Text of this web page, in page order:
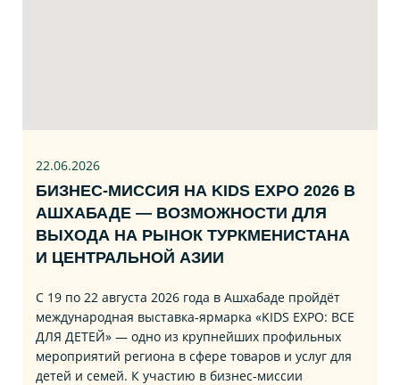
22.06.2026
БИЗНЕС‑МИССИЯ НА KIDS EXPO 2026 В
АШХАБАДЕ — ВОЗМОЖНОСТИ ДЛЯ
ВЫХОДА НА РЫНОК ТУРКМЕНИСТАНА
И ЦЕНТРАЛЬНОЙ АЗИИ
С 19 по 22 августа 2026 года в Ашхабаде пройдёт
международная выставка‑ярмарка «KIDS EXPO: ВСЕ
ДЛЯ ДЕТЕЙ» — одно из крупнейших профильных
мероприятий региона в сфере товаров и услуг для
детей и семей. К участию в бизнес‑миссии